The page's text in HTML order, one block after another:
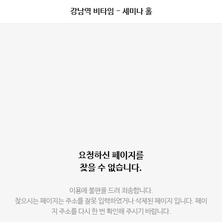
강남역 비타임 - 세미나 홀
요청하신 페이지를
찾을 수 없습니다.
이용에 불편을 드려 죄송합니다.
찾으시는 페이지는 주소를 잘못 입력하였거나 삭제된 페이지 입니다. 페이
지 주소를 다시 한 번 확인해 주시기 바랍니다.